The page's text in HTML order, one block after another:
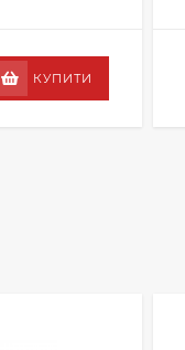
КУПИТИ